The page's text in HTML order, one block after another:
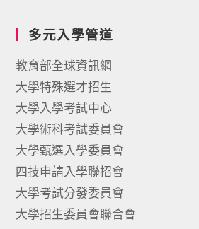
多元入學管道
教育部全球資訊網
大學特殊選才招生
大學入學考試中心
大學術科考試委員會
大學甄選入學委員會
四技申請入學聯招會
大學考試分發委員會
大學招生委員會聯合會